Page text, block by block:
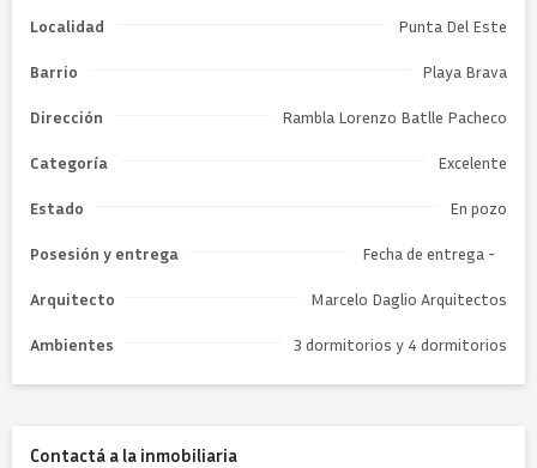
Localidad Punta Del Este
Barrio Playa Brava
Dirección Rambla Lorenzo Batlle Pacheco
Categoría Excelente
Estado En pozo
Posesión y entrega Fecha de entrega -
Arquitecto Marcelo Daglio Arquitectos
Ambientes 3 dormitorios y 4 dormitorios
Contactá a la inmobiliaria